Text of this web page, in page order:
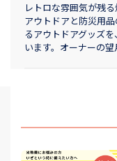
レトロな雰囲気が残
アウトドアと防災用
るアウトドアグッズ
います。オーナーの望